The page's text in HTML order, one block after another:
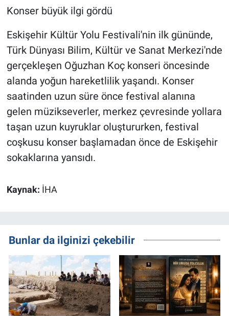
Konser büyük ilgi gördü
Eskişehir Kültür Yolu Festivali'nin ilk gününde,
Türk Dünyası Bilim, Kültür ve Sanat Merkezi'nde
gerçekleşen Oğuzhan Koç konseri öncesinde
alanda yoğun hareketlilik yaşandı. Konser
saatinden uzun süre önce festival alanına
gelen müzikseverler, merkez çevresinde yollara
taşan uzun kuyruklar oluştururken, festival
coşkusu konser başlamadan önce de Eskişehir
sokaklarına yansıdı.
Kaynak: İHA
Bunlar da ilginizi çekebilir